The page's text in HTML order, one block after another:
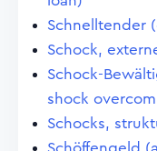
Schnelltender
Schock,
Schock-
shock
Schocks,
Schöffengeld